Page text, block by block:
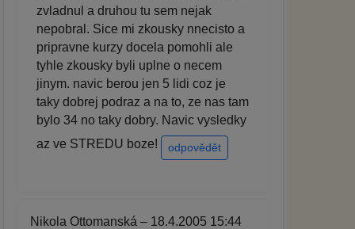
zvladnul a druhou tu sem nejak
nepobral. Sice mi zkousky nnecisto a
pripravne kurzy docela pomohli ale
tyhle zkousky byli uplne o necem
jinym. navic berou jen 5 lidi coz je
taky dobrej podraz a na to, ze nas tam
bylo 34 no taky dobry. Navic vysledky
az ve STREDU boze!
odpovědět
Nikola Ottomanská – 18.4.2005 15:44